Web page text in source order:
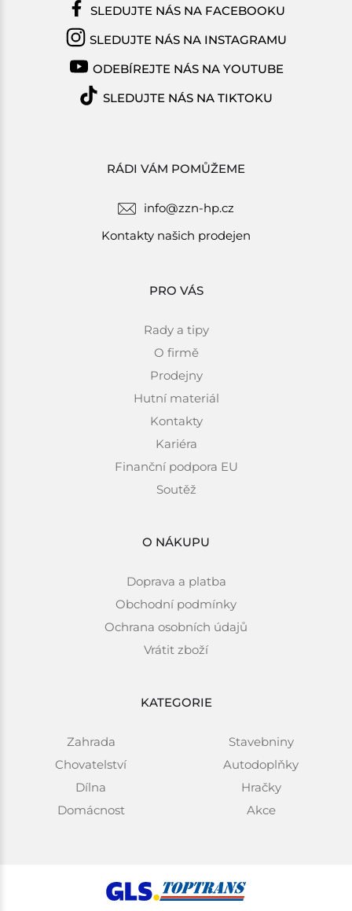
RÁDI VÁM POMŮŽEME
info@zzn-hp.cz
Kontakty našich prodejen
PRO VÁS
Rady a tipy
O firmě
Prodejny
Hutní materiál
Kontakty
Kariéra
Finanční podpora EU
Soutěž
O NÁKUPU
Doprava a platba
Obchodní podmínky
Ochrana osobních údajů
Vrátit zboží
KATEGORIE
Zahrada
Chovatelství
Dílna
Domácnost
Stavebniny
Autodoplňky
Hračky
Akce
SLEDUJTE NÁS NA FACEBOOKU
SLEDUJTE NÁS NA INSTAGRAMU
ODEBÍREJTE NÁS NA YOUTUBE
SLEDUJTE NÁS NA TIKTOKU